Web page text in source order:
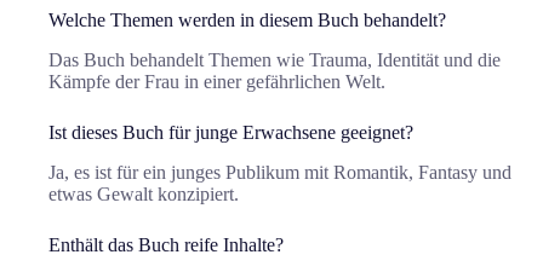
Welche Themen werden in diesem Buch behandelt?
Das Buch behandelt Themen wie Trauma, Identität und die
Kämpfe der Frau in einer gefährlichen Welt.
Ist dieses Buch für junge Erwachsene geeignet?
Ja, es ist für ein junges Publikum mit Romantik, Fantasy und
etwas Gewalt konzipiert.
Enthält das Buch reife Inhalte?